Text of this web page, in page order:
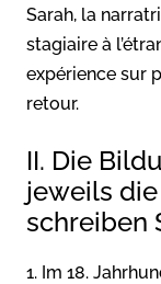
Sarah, la
stagiaire à
expérience sur
retour.
II. Die
jeweils
schreiben
1. Im 18.